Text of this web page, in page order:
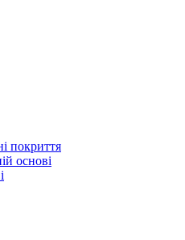
покриття
основі